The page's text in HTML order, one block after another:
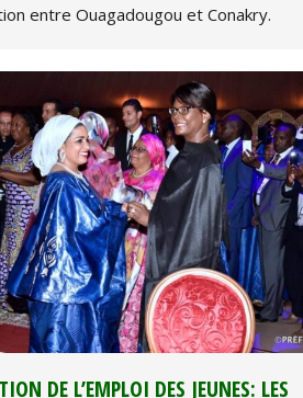
entre Ouagadougou et Conakry.
DE L’EMPLOI DES JEUNES: LES